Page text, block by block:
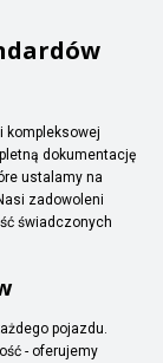
kompleksowej
dokumentację
ustalamy na
zadowoleni
świadczonych
pojazdu.
- oferujemy